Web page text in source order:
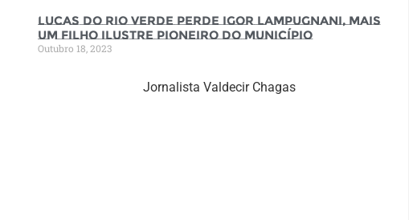
Lucas do Rio Verde perde Igor Lampugnani, mais
um filho ilustre pioneiro do município
Outubro 18, 2023
Jornalista Valdecir Chagas